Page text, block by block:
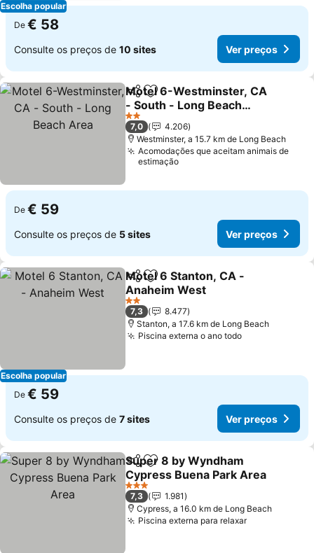
Escolha popular
De € 58
Consulte os preços de 10 sites Ver preços
PartilharAdicionar aos favoritos
Motel 6-Westminster, CA
- South - Long Beach
Area
Ver preços
2 Estrelas
7,0
4.206
Westminster, a 15.7 km de Long Beach
Acomodações que aceitam animais de
estimação
De € 59
Consulte os preços de 5 sites Ver preços
Escolha popular
PartilharAdicionar aos favoritos
Motel 6 Stanton, CA -
Anaheim West
Ver preços
2 Estrelas
7,3
8.477
Stanton, a 17.6 km de Long Beach
Piscina externa o ano todoVer preços
De € 59
Consulte os preços de 7 sites Ver preços
PartilharAdicionar aos favoritos
Super 8 by Wyndham
Cypress Buena Park Area
Ver preços
3 Estrelas
7,3
1.981
Cypress, a 16.0 km de Long Beach
Piscina externa para relaxarVer preços